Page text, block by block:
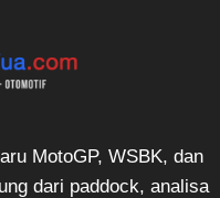
MotoGP, WSBK, dan
dari paddock, analisa